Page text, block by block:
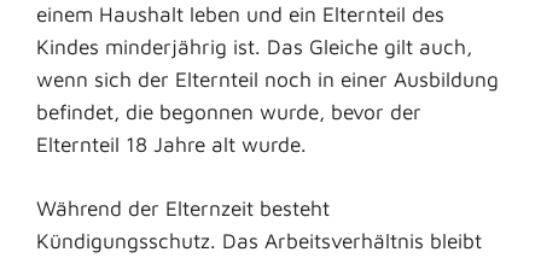
einem Haushalt leben und ein Elternteil des
Kindes minderjährig ist. Das Gleiche gilt auch,
wenn sich der Elternteil noch in einer Ausbildung
befindet, die begonnen wurde, bevor der
Elternteil 18 Jahre alt wurde.
Während der Elternzeit besteht
Kündigungsschutz. Das Arbeitsverhältnis bleibt